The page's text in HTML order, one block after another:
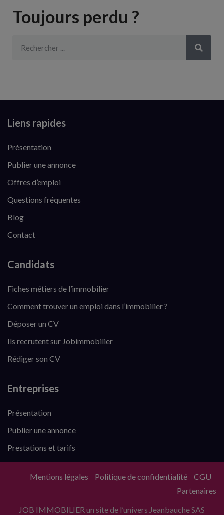
Toujours perdu ?
Liens rapides
Présentation
Publier une annonce
Offres d’emploi
Questions fréquentes
Blog
Contact
Candidats
Fiches métiers de l’immobilier
Comment trouver un emploi dans l’immobilier ?
Déposer un CV
Ils recrutent sur Jobimmobilier
Rédiger son CV
Entreprises
Présentation
Publier une annonce
Prestations et tarifs
JOB IMMOBILIER un site de l’univers Jeanbauche SAS
Mentions légales Politique de confidentialité
CGU
Partenaires